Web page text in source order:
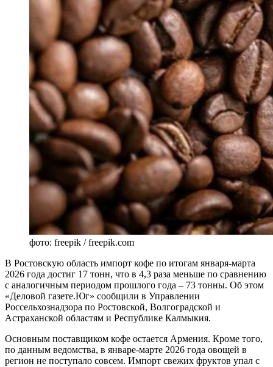
фото: freepik / freepik.com
В Ростовскую область импорт кофе по итогам января-марта
2026 года достиг 17 тонн, что в 4,3 раза меньше по сравнению
с аналогичным периодом прошлого года – 73 тонны. Об этом
«Деловой газете.Юг» сообщили в Управлении
Россельхознадзора по Ростовской, Волгоградской и
Астраханской областям и Республике Калмыкия.
Основным поставщиком кофе остается Армения. Кроме того,
по данным ведомства, в январе-марте 2026 года овощей в
регион не поступало совсем. Импорт свежих фруктов упал с